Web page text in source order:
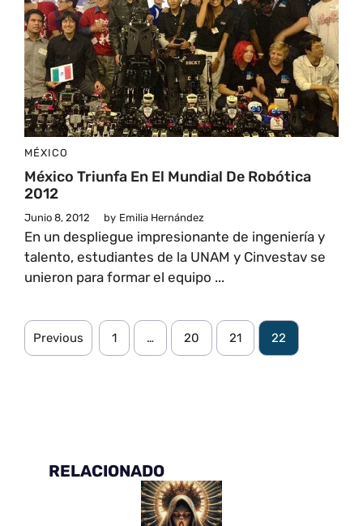
MÉXICO
México Triunfa En El Mundial De Robótica
2012
Junio 8, 2012 by Emilia Hernández
En un despliegue impresionante de ingeniería y
talento, estudiantes de la UNAM y Cinvestav se
unieron para formar el equipo ...
Previous 1 … 20 21 22
RELACIONADO